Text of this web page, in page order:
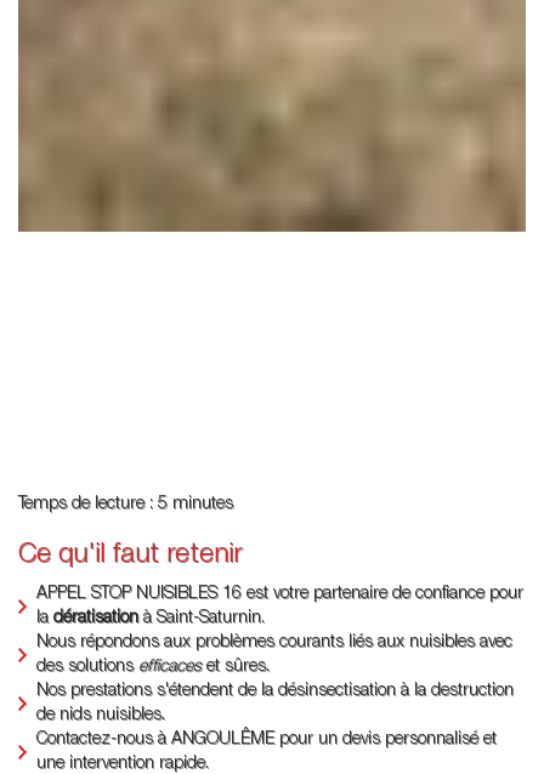
Temps de lecture : 5 minutes
Ce qu'il faut retenir
APPEL STOP NUISIBLES 16 est votre partenaire de confiance pour
la dératisationà Saint-Saturnin.
Nous répondons aux problèmes courants liés aux nuisibles avec
des solutions efficaceset sûres.
Nos prestations s'étendent de la désinsectisation à la destruction
de nids nuisibles.
Contactez-nous à ANGOULÊME pour un devis personnalisé et
une intervention rapide.